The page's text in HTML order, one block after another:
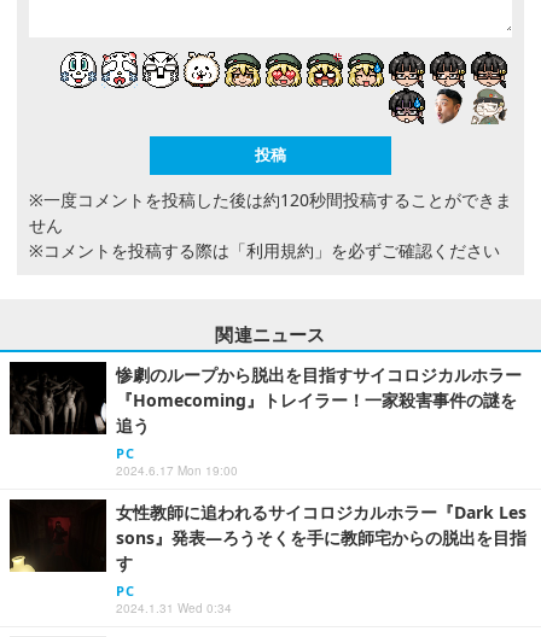
※一度コメントを投稿した後は約120秒間投稿することができま
せん
※コメントを投稿する際は 「利用規約」 を必ずご確認ください
関連ニュース
惨劇のループから脱出を目指すサイコロジカルホラー
『Homecoming』トレイラー！一家殺害事件の謎を
追う
PC
2024.6.17 Mon 19:00
女性教師に追われるサイコロジカルホラー『Dark Les
sons』発表―ろうそくを手に教師宅からの脱出を目指
す
PC
2024.1.31 Wed 0:34